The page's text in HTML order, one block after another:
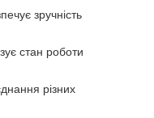
зручність
стан роботи
різних